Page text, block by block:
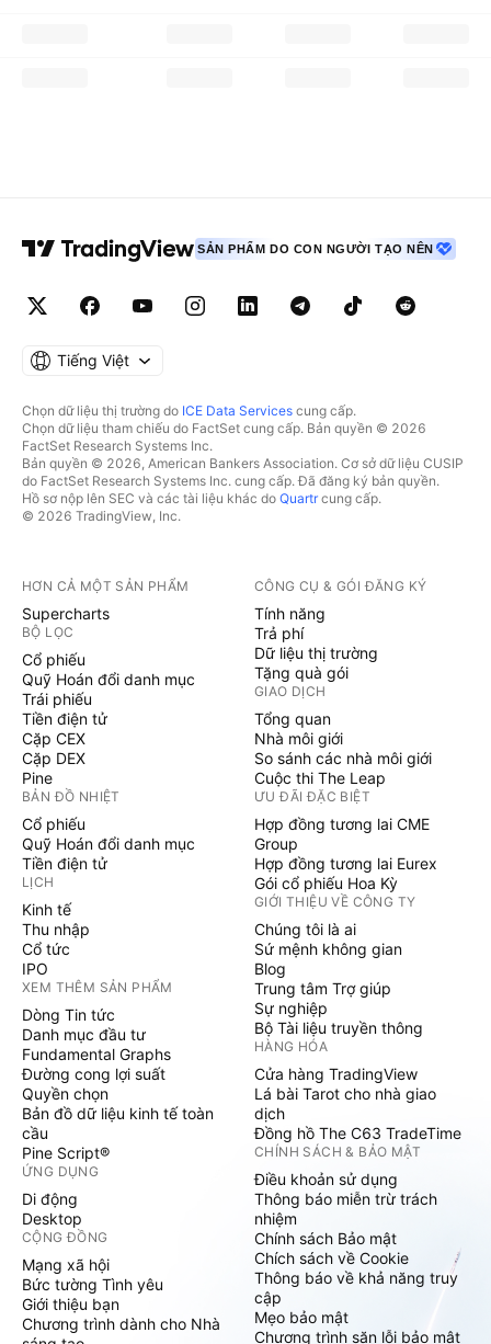
SẢN PHẨM DO CON NGƯỜI TẠO NÊN
Tiếng Việt
Chọn dữ liệu thị trường do ICE Data Services cung cấp.
Chọn dữ liệu tham chiếu do FactSet cung cấp. Bản quyền © 2026
FactSet Research Systems Inc.
Bản quyền © 2026, American Bankers Association. Cơ sở dữ liệu CUSIP
do FactSet Research Systems Inc. cung cấp. Đã đăng ký bản quyền.
Hồ sơ nộp lên SEC và các tài liệu khác do Quartrcung cấp.
© 2026 TradingView, Inc.
HƠN CẢ MỘT SẢN PHẨM
Supercharts
BỘ LỌC
Cổ phiếu
Quỹ Hoán đổi danh mục
Trái phiếu
Tiền điện tử
Cặp CEX
Cặp DEX
Pine
BẢN ĐỒ NHIỆT
Cổ phiếu
Quỹ Hoán đổi danh mục
Tiền điện tử
LỊCH
Kinh tế
Thu nhập
Cổ tức
IPO
XEM THÊM SẢN PHẨM
Dòng Tin tức
Danh mục đầu tư
Fundamental Graphs
Đường cong lợi suất
Quyền chọn
Bản đồ dữ liệu kinh tế toàn
cầu
Pine Script®
ỨNG DỤNG
Di động
Desktop
CỘNG ĐỒNG
Mạng xã hội
Bức tường Tình yêu
Giới thiệu bạn
Chương trình dành cho Nhà
CÔNG CỤ & GÓI ĐĂNG KÝ
Tính năng
Trả phí
Dữ liệu thị trường
Tặng quà gói
GIAO DỊCH
Tổng quan
Nhà môi giới
So sánh các nhà môi giới
Cuộc thi The Leap
ƯU ĐÃI ĐẶC BIỆT
Hợp đồng tương lai CME
Group
Hợp đồng tương lai Eurex
Gói cổ phiếu Hoa Kỳ
GIỚI THIỆU VỀ CÔNG TY
Chúng tôi là ai
Sứ mệnh không gian
Blog
Trung tâm Trợ giúp
Sự nghiệp
Bộ Tài liệu truyền thông
HÀNG HÓA
Cửa hàng TradingView
Lá bài Tarot cho nhà giao
dịch
Đồng hồ The C63 TradeTime
CHÍNH SÁCH & BẢO MẬT
Điều khoản sử dụng
Thông báo miễn trừ trách
nhiệm
Chính sách Bảo mật
Chích sách về Cookie
Thông báo về khả năng truy
cập
Mẹo bảo mật
Chương trình săn lỗi bảo mật